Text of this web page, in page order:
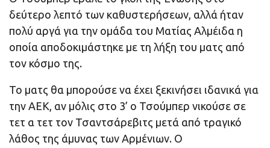
δεύτερο λεπτό των καθυστερήσεων, αλλά ήταν
πολύ αργά για την ομάδα του Ματίας Αλμέιδα η
οποία αποδοκιμάστηκε με τη λήξη του ματς από
τον κόσμο της.
Το ματς θα μπορούσε να έχει ξεκινήσει ιδανικά για
την ΑΕΚ, αν μόλις στο 3’ ο Τσούμπερ νικούσε σε
τετ α τετ τον Τσαντσάρεβιτς μετά από τραγικό
λάθος της άμυνας των Αρμένιων. Ο